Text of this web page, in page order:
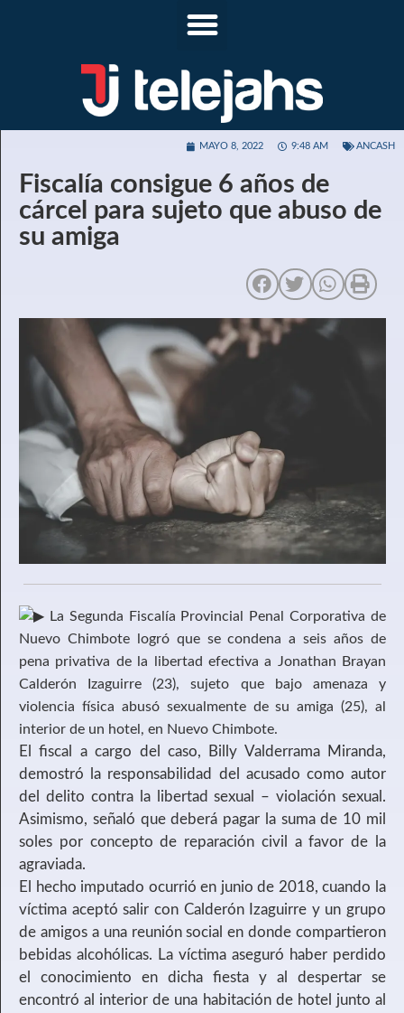
MAYO 8, 2022 9:48 AM ANCASH
Fiscalía consigue 6 años de
cárcel para sujeto que abuso de
su amiga
La Segunda Fiscalía Provincial Penal Corporativa de
Nuevo Chimbote logró que se condena a seis años de
pena privativa de la libertad efectiva a Jonathan Brayan
Calderón Izaguirre (23), sujeto que bajo amenaza y
violencia física abusó sexualmente de su amiga (25), al
interior de un hotel, en Nuevo Chimbote.
El fiscal a cargo del caso, Billy Valderrama Miranda,
demostró la responsabilidad del acusado como autor
del delito contra la libertad sexual – violación sexual.
Asimismo, señaló que deberá pagar la suma de 10 mil
soles por concepto de reparación civil a favor de la
agraviada.
El hecho imputado ocurrió en junio de 2018, cuando la
víctima aceptó salir con Calderón Izaguirre y un grupo
de amigos a una reunión social en donde compartieron
bebidas alcohólicas. La víctima aseguró haber perdido
el conocimiento en dicha fiesta y al despertar se
encontró al interior de una habitación de hotel junto al